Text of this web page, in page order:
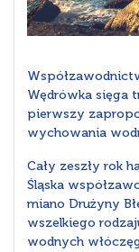
Wędrówka sięga
pierwszy
wychowania
Cały zeszły rok
Śląska
miano Drużyny
wszelkiego
wodnych